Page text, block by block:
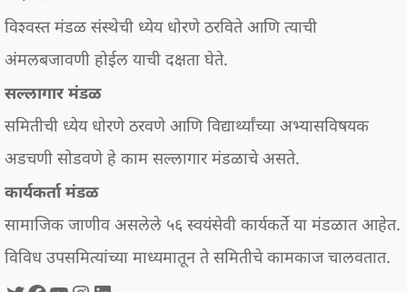
विश्वस्त मंडळ संस्थेची ध्येय धोरणे ठरविते आणि त्याची
अंमलबजावणी होईल याची दक्षता घेते.
सल्लागार मंडळ
समितीची ध्येय धोरणे ठरवणे आणि विद्यार्थ्यांच्या अभ्यासविषयक
अडचणी सोडवणे हे काम सल्लागार मंडळाचे असते.
कार्यकर्ता मंडळ
सामाजिक जाणीव असलेले ५६ स्वयंसेवी कार्यकर्ते या मंडळात आहेत.
विविध उपसमित्यांच्या माध्यमातून ते समितीचे कामकाज चालवतात.